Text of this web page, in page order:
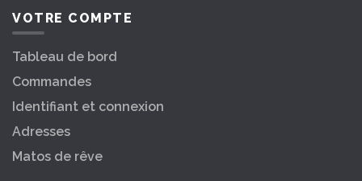
VOTRE COMPTE
Tableau de bord
Commandes
Identifiant et connexion
Adresses
Matos de rêve